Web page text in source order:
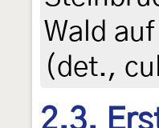
Wald
(det.,
2.3.